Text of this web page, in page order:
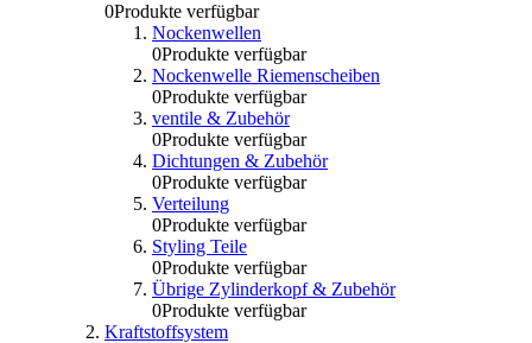
0Produkte verfügbar
Nockenwellen
0Produkte verfügbar
Nockenwelle Riemenscheiben
0Produkte verfügbar
ventile & Zubehör
0Produkte verfügbar
Dichtungen & Zubehör
0Produkte verfügbar
Verteilung
0Produkte verfügbar
Styling Teile
0Produkte verfügbar
Übrige Zylinderkopf & Zubehör
0Produkte verfügbar
Kraftstoffsystem